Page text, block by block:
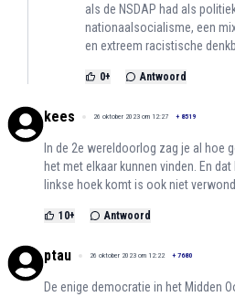
als de NSDAP had als
nationaalsocialisme, een
en extreem racistische
0+ Antwoord
kees 26 oktober 2023 om 12:27 + 8519
In de 2e wereldoorlog zag je al
het met elkaar kunnen vinden. En
linkse hoek komt is ook niet
10+ Antwoord
ptau 26 oktober 2023 om 12:22 + 7680
De enige democratie in het Midden